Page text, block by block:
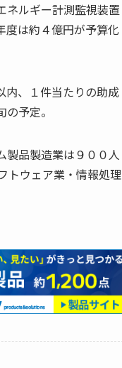
ネルギー計測監視装置
度は約４億円が予算化
内、１件当たりの助成
予定。
製品製造業は９００人
トウェア業・情報処理